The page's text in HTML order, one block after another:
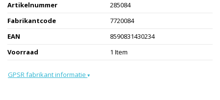
Artikelnummer
285084
Fabrikantcode
7720084
EAN
8590831430234
Voorraad
1 Item
GPSR fabrikant informatie ▾